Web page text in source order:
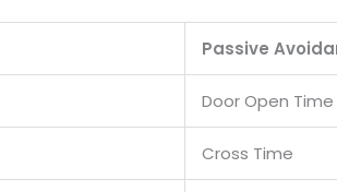
Passive
Door Open Time
Cross Time